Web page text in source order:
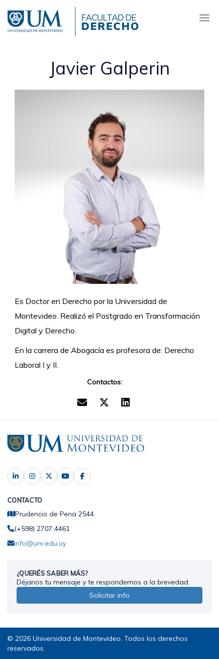
contenido
principal
Javier Galperin
Es Doctor en Derecho por la Universidad de
Montevideo. Realizó el Postgrado en Transformación
Digital y Derecho.
En la carrera de Abogacía es profesora de: Derecho
Laboral I y II.
Contactos:
CONTACTO
Prudencio de Pena 2544
(+598) 2707 4461
info@um.edu.uy
¿QUERÉS SABER MÁS?
Déjanos tu mensaje y te respondemos a la brevedad.
Solicitar info
© 2026 Universidad de Montevideo. Todos los derechos
reservados.